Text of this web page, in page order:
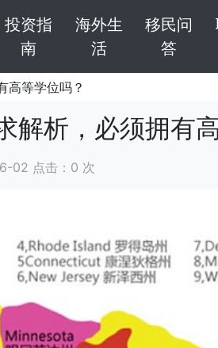
投资指
南
海外生
活
移民问
答
高等学位吗？
解析，必须拥有
02 点击： 0 次